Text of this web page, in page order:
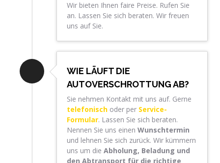
Wir bieten Ihnen faire Preise. Rufen Sie
an. Lassen Sie sich beraten. Wir freuen
uns auf Sie.
WIE LÄUFT DIE
AUTOVERSCHROTTUNG AB?
Sie nehmen Kontakt mit uns auf. Gerne
telefonisch oder per Service-
Formular. Lassen Sie sich beraten.
Nennen Sie uns einen Wunschtermin
und lehnen Sie sich zurück. Wir kümmern
uns um die Abholung, Beladung und
den Abtransport für die richtige